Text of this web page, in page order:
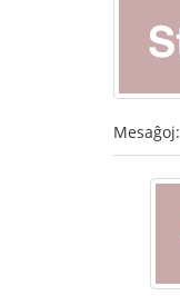
Mesaĝoj: